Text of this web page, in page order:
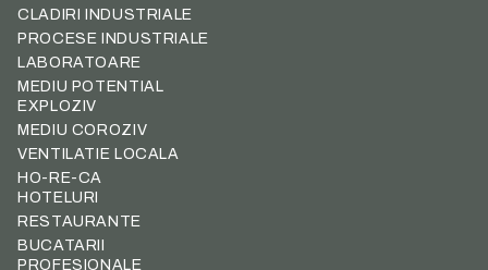
CLADIRI INDUSTRIALE
PROCESE INDUSTRIALE
LABORATOARE
MEDIU POTENTIAL
EXPLOZIV
MEDIU COROZIV
VENTILATIE LOCALA
HO-RE-CA
HOTELURI
RESTAURANTE
BUCATARII
PROFESIONALE